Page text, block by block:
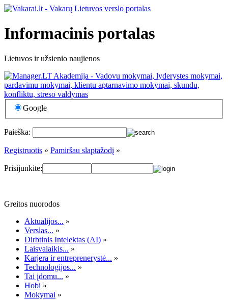
Informacinis portalas
Lietuvos ir užsienio naujienos
Google
Paieška:
Registruotis » Pamiršau slaptažodį »
Prisijunkite:
Greitos nuorodos
Aktualijos... »
Verslas... »
Dirbtinis Intelektas (AI) »
Laisvalaikis... »
Karjera ir entreprenerystė... »
Technologijos... »
Tai įdomu... »
Hobi »
Mokymai »